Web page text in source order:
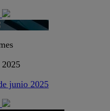
junio 2025